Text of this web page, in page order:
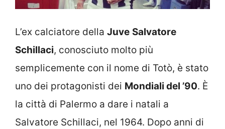
L’ex calciatore della Juve Salvatore
Schillaci, conosciuto molto più
semplicemente con il nome di Totò, è stato
uno dei protagonisti dei Mondiali del ’90. È
la città di Palermo a dare i natali a
Salvatore Schillaci, nel 1964. Dopo anni di